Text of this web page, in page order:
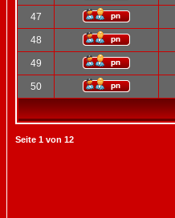
47
48
49
50
Seite 1 von 12